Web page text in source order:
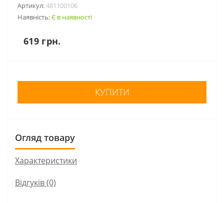
Артикул:481100106
Наявність:Є в наявності
619 грн.
КУПИТИ
Огляд товару
Характеристики
Відгуків (0)